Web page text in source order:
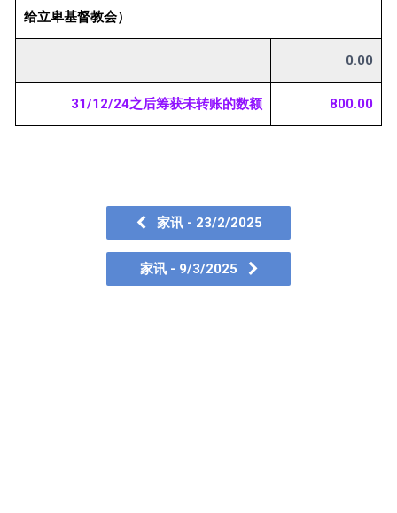
给立卑基督教会）
0.00
31/12/24之后筹获未转账的数额 800.00
家讯 - 23/2/2025
家讯 - 9/3/2025